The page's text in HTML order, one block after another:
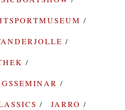
JARRO